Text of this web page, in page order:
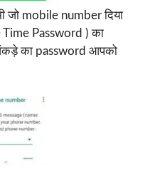
mobile number दिया
Password ) का
का password आपको